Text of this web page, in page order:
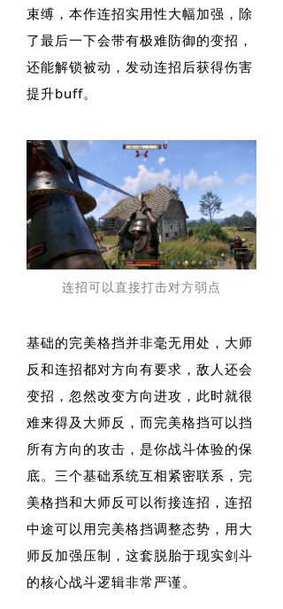
束缚，本作连招实用性大幅加强，除
了最后一下会带有极难防御的变招，
还能解锁被动，发动连招后获得伤害
提升buff。
连招可以直接打击对方弱点
基础的完美格挡并非毫无用处，大师
反和连招都对方向有要求，敌人还会
变招，忽然改变方向进攻，此时就很
难来得及大师反，而完美格挡可以挡
所有方向的攻击，是你战斗体验的保
底。三个基础系统互相紧密联系，完
美格挡和大师反可以衔接连招，连招
中途可以用完美格挡调整态势，用大
师反加强压制，这套脱胎于现实剑斗
的核心战斗逻辑非常严谨。